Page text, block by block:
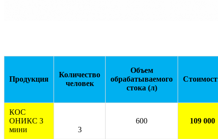
Продукция
Количество
человек
Объем
обрабатываемого
стока (л)
КОС
ОНИКС 3
мини
3
600 109 000